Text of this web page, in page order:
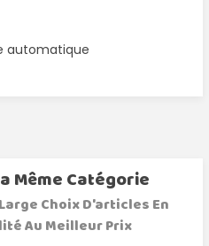
automatique
Même Catégorie
Choix D'articles En
Au Meilleur Prix